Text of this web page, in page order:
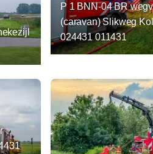
P 1 BNN-04 BR
(caravan) Slikweg
024431 011431